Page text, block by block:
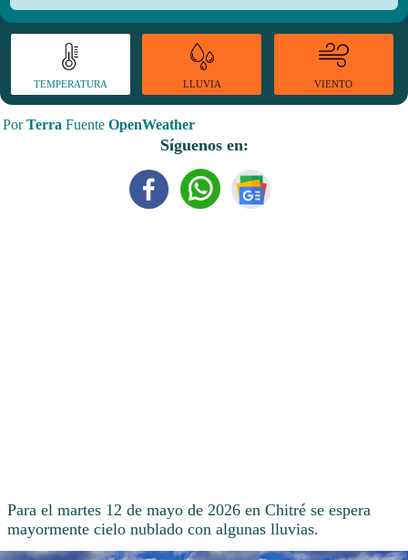
TEMPERATURA LLUVIA VIENTO
PorTerra Fuente OpenWeather
Síguenos en:
Para el martes 12 de mayo de 2026 en Chitré se espera
mayormente cielo nublado con algunas lluvias.